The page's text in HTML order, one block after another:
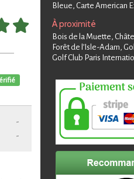
-
-
Bleue, Carte American
À proximité
Bois de la Muette,
Forêt de l’Isle-Adam,
Golf Club Paris